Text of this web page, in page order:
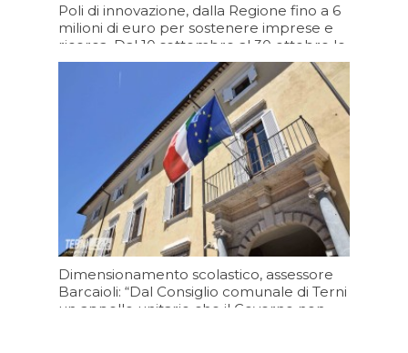
Poli di innovazione, dalla Regione fino a 6
milioni di euro per sostenere imprese e
ricerca. Dal 10 settembre al 30 ottobre le
domande
Dimensionamento scolastico, assessore
Barcaioli: “Dal Consiglio comunale di Terni
un appello unitario che il Governo non